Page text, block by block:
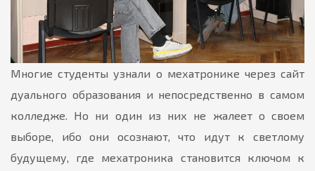
Многие студенты узнали о мехатронике через сайт
дуального образования и непосредственно в самом
колледже. Но ни один из них не жалеет о своем
выборе, ибо они осознают, что идут к светлому
будущему, где мехатроника становится ключом к